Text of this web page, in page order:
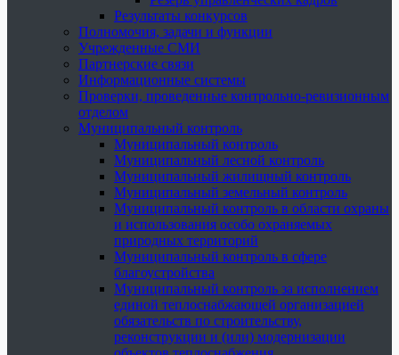
Результаты конкурсов
Полномочия, задачи и функции
Учрежденные СМИ
Партнерские связи
Информационные системы
Проверки, проведенные контрольно-ревизионным
отделом
Муниципальный контроль
Муниципальный контроль
Муниципальный лесной контроль
Муниципальный жилищный контроль
Муниципальный земельный контроль
Муниципальный контроль в области охраны
и использования особо охраняемых
природных территорий
Муниципальный контроль в сфере
благоустройства
Муниципальный контроль за исполнением
единой теплоснабжающей организацией
обязательств по строительству,
реконструкции и (или) модернизации